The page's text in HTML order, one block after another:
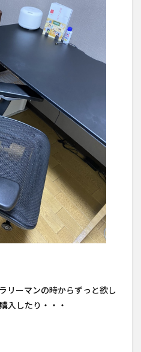
リーマンの時からずっと欲し
入したり・・・